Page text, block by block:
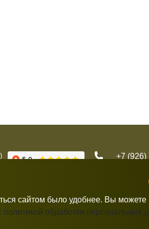
+7 (926)
сайтом было удобнее. Вы можете
политикой обработки персональных